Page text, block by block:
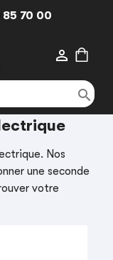
70 00


Nos
une seconde
votre